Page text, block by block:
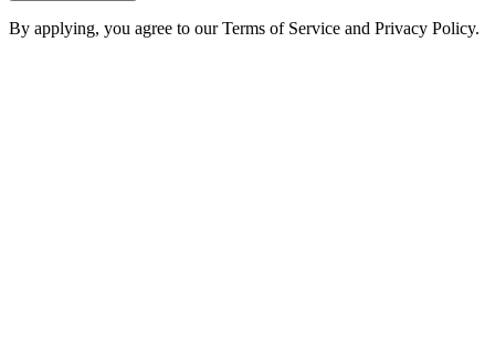
By applying, you agree to our Terms of Service and Privacy Policy.